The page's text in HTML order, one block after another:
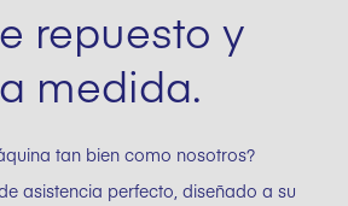
repuesto y
medida.
tan bien como nosotros?
asistencia perfecto, diseñado a su